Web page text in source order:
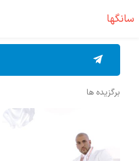
سانگها
برگزیده ها